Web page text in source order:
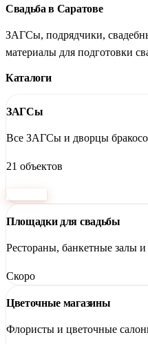
Свадьба в Саратове
ЗАГСы, подрядчики,
материалы для подготовки
Каталоги
ЗАГСы
Все ЗАГСы и дворцы
21 объектов
Площадки для свадьбы
Рестораны, банкетные залы
Скоро
Цветочные магазины
Флористы и цветочные